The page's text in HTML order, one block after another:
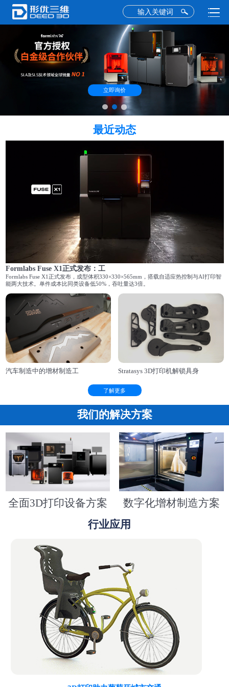
立即询价
最近动态
Formlabs Fuse X1正式发布：工
Formlabs Fuse X1正式发布，成型体积330×330×565mm，搭载自适应热控制与AI打印智
能两大技术。单件成本比同类设备低50%，吞吐量达3倍。
汽车制造中的增材制造工 Stratasys 3D打印机解锁具身
了解更多
我们的解决方案
全面3D打印设备方案
数字化增材制造方案
行业应用